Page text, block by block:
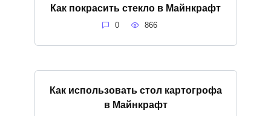
Как покрасить стекло в Майнкрафт
0 866
Как использовать стол картогрофа
в Майнкрафт